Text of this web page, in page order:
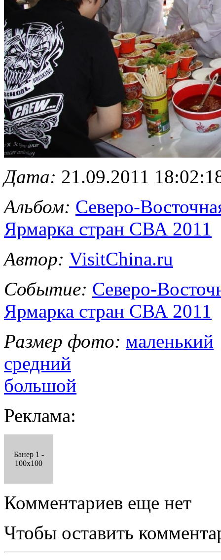
Дата: 21.09.2011
Альбом: Северо-
Ярмарка стран СВА 2011
Автор: VisitChina.ru
Событие: Северо-
Ярмарка стран СВА 2011
Размер фото: маленький
средний
большой
Реклама:
Банер 1 -
100x100
Комментариев еще нет
Чтобы оставить